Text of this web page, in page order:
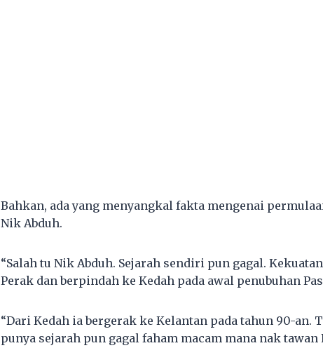
Bahkan, ada yang menyangkal fakta mengenai
Nik Abduh.
“Salah tu Nik Abduh. Sejarah sendiri pun gagal.
Perak dan berpindah ke Kedah pada awal penubuhan
“Dari Kedah ia bergerak ke Kelantan pada tahun 90-an.
punya sejarah pun gagal faham macam mana nak tawan